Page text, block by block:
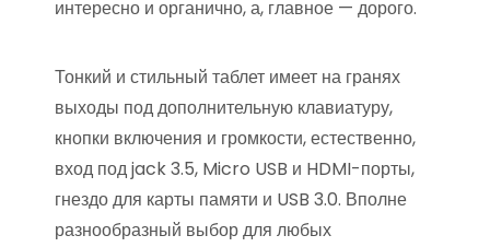
интересно и органично, а, главное — дорого.
Тонкий и стильный таблет имеет на гранях
выходы под дополнительную клавиатуру,
кнопки включения и громкости, естественно,
вход под jack 3.5, Micro USB и HDMI-порты,
гнездо для карты памяти и USB 3.0. Вполне
разнообразный выбор для любых